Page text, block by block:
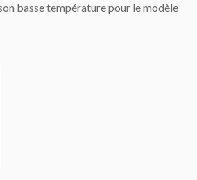
basse température pour le modèle